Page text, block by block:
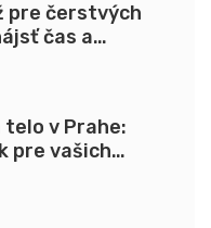
pre čerstvých
čas a
telo v Prahe:
pre vašich